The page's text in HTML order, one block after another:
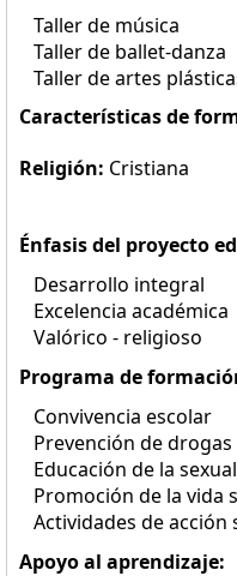
Taller de música
Taller de ballet-danza
Taller de artes
Características de
Religión: Cristiana
Énfasis del proyecto
Desarrollo integral
Excelencia académica
Valórico - religioso
Programa de
Convivencia escolar
Prevención de drogas
Educación de la
Promoción de la vida
Actividades de acción
Apoyo al aprendizaje: